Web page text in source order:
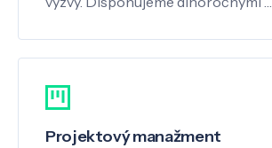
Projektový manažment